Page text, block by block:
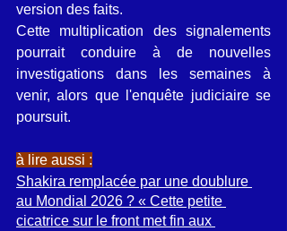
version des faits.
Cette multiplication des signalements
pourrait conduire à de nouvelles
investigations dans les semaines à
venir, alors que l'enquête judiciaire se
poursuit.
à lire aussi :
Shakira remplacée par une doublure
au Mondial 2026 ? « Cette petite
cicatrice sur le front met fin aux